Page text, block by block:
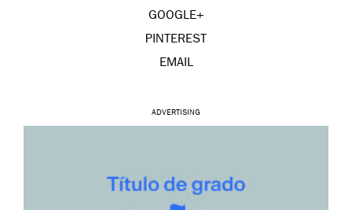
GOOGLE+
PINTEREST
EMAIL
ADVERTISING